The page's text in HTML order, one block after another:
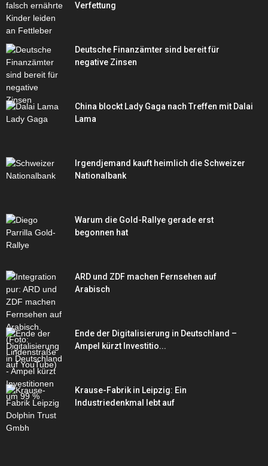
Verfettung
Deutsche Finanzämter sind bereit für
negative Zinsen
China blockt Lady Gaga nach Treffen mit Dalai
Lama
Irgendjemand kauft heimlich die Schweizer
Nationalbank
Warum die Gold-Rallye gerade erst
begonnen hat
ARD und ZDF machen Fernsehen auf
Arabisch
Ende der Digitalisierung in Deutschland –
Ampel kürzt Investitio...
Krause-Fabrik in Leipzig: Ein
Industriedenkmal lebt auf